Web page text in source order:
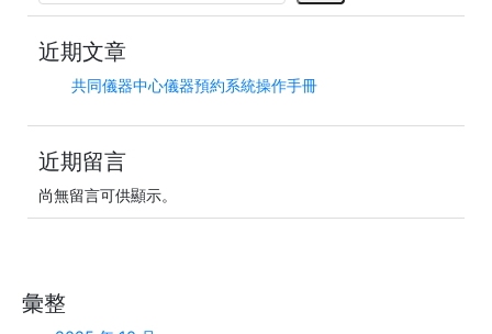
近期文章
共同儀器中心儀器預約系統操作手冊
近期留言
尚無留言可供顯示。
彙整